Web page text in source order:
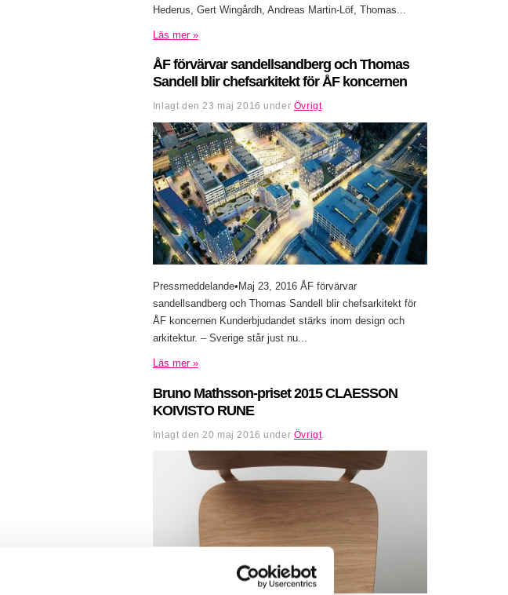
Hederus, Gert Wingårdh, Andreas Martin-Löf, Thomas...
Läs mer »
ÅF förvärvar sandellsandberg och Thomas
Sandell blir chefsarkitekt för ÅF koncernen
Inlagt den 23 maj 2016 under Övrigt.
Pressmeddelande•Maj 23, 2016 ÅF förvärvar
sandellsandberg och Thomas Sandell blir chefsarkitekt för
ÅF koncernen Kunderbjudandet stärks inom design och
arkitektur. – Sverige står just nu...
Läs mer »
Bruno Mathsson-priset 2015 CLAESSON
KOIVISTO RUNE
Inlagt den 20 maj 2016 under Övrigt.